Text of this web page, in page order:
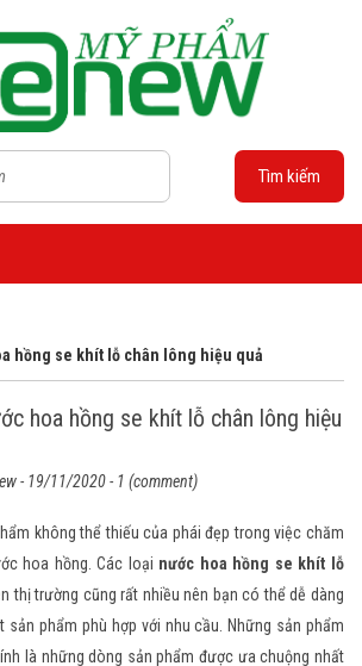
Tìm kiếm
hồng se khít lỗ chân lông hiệu quả
hoa hồng se khít lỗ chân lông hiệu
- 19/11/2020 - 1 (comment)
không thể thiếu của phái đẹp trong việc chăm
hoa hồng. Các loại nước hoa hồng se khít lỗ
thị trường cũng rất nhiều nên bạn có thể dễ dàng
phẩm phù hợp với nhu cầu. Những sản phẩm
là những dòng sản phẩm được ưa chuộng nhất